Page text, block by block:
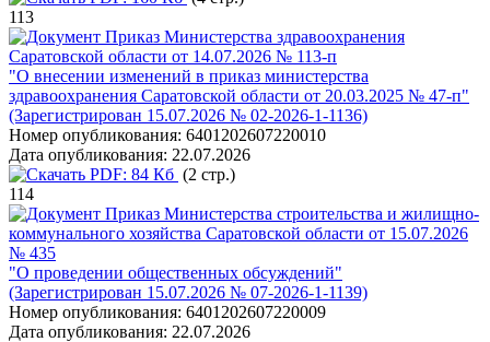
113
Приказ Министерства здравоохранения
Саратовской области от 14.07.2026 № 113-п
"О внесении изменений в приказ министерства
здравоохранения Саратовской области от 20.03.2025 № 47-п"
(Зарегистрирован 15.07.2026 № 02-2026-1-1136)
Номер опубликования: 6401202607220010
Дата опубликования: 22.07.2026
PDF: 84 Кб (2 стр.)
114
Приказ Министерства строительства и жилищно-
коммунального хозяйства Саратовской области от 15.07.2026
№ 435
"О проведении общественных обсуждений"
(Зарегистрирован 15.07.2026 № 07-2026-1-1139)
Номер опубликования: 6401202607220009
Дата опубликования: 22.07.2026